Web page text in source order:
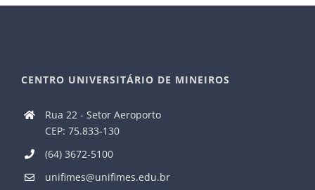
CENTRO UNIVERSITÁRIO DE MINEIROS
Rua 22 - Setor Aeroporto
CEP: 75.833-130
(64) 3672-5100
unifimes@unifimes.edu.br